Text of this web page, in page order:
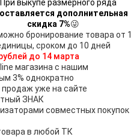
выкупе размерного ряда
дополнительная
скидка 7%😜
бронирование товара от 1
сроком до 10 дней
до 14 марта
магазина с нашим
3% однократно
уже на сайте
ЗНАК
совместных покупок
в любой ТК